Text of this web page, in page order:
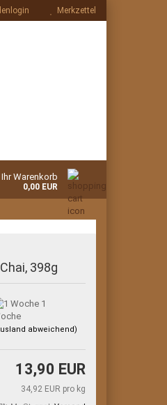
Merkzettel
Ihr Warenkorb
0,00 EUR
398g
1
abweichend)
13,90 EUR
34,92 EUR pro kg